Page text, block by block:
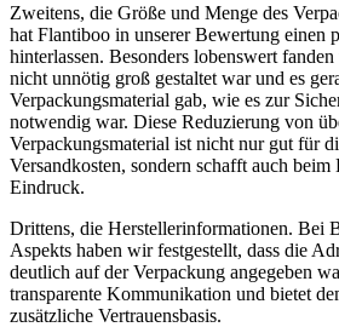
Zweitens, die Größe und Menge des
hat Flantiboo in unserer Bewertung einen
hinterlassen. Besonders lobenswert
nicht unnötig groß gestaltet war und es
Verpackungsmaterial gab, wie es zur
notwendig war. Diese Reduzierung von
Verpackungsmaterial ist nicht nur gut für
Versandkosten, sondern schafft auch
Eindruck.
Drittens, die Herstellerinformationen. Bei
Aspekts haben wir festgestellt, dass die
deutlich auf der Verpackung angegeben
transparente Kommunikation und bietet
zusätzliche Vertrauensbasis.